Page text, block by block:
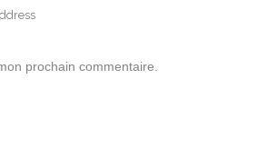
prochain commentaire.